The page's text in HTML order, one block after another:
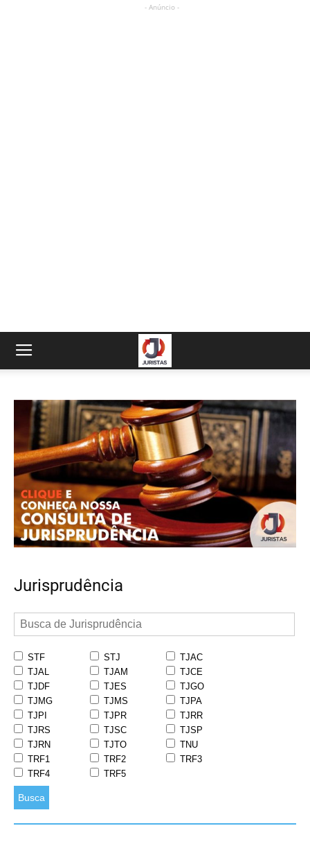
- Anúncio -
Jurisprudência
STF STJ
TJAC
TJAL
TJAM
TJCE
TJDF
TJES
TJGO
TJMG
TJMS
TJPA
TJPI
TJPR
TJRR
TJRS
TJSC
TJSP
TJRN
TJTO
TNU
TRF1
TRF2
TRF3
TRF4
TRF5
Busca